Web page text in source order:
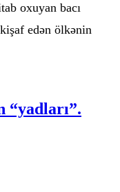
oxuyan bacı
edən ölkənin
“yadları”.